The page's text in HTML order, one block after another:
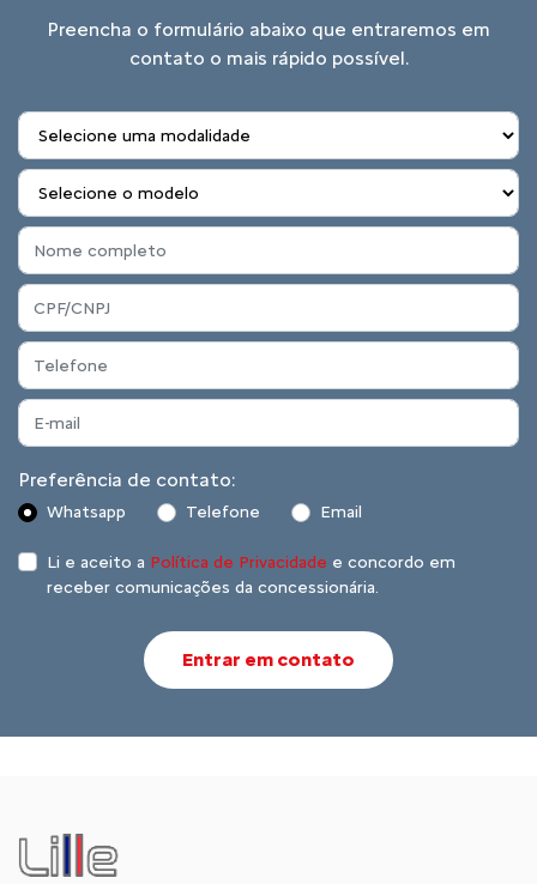
Preencha o formulário abaixo que entraremos em
contato o mais rápido possível.
Preferência de contato:
Whatsapp Telefone Email
Li e aceito a Política de Privacidade e concordo em
receber comunicações da concessionária.
Entrar em contato